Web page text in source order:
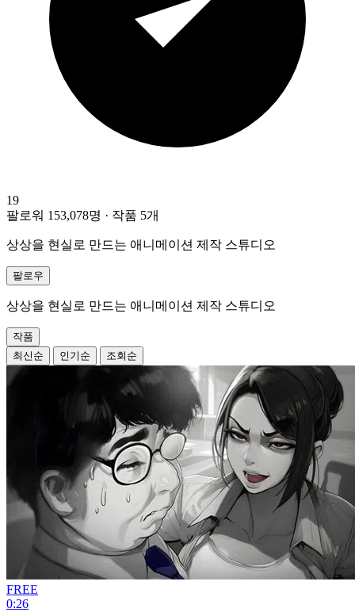
19
팔로워 153,078명 · 작품 5개
상상을 현실로 만드는 애니메이션 제작 스튜디오
팔로우
상상을 현실로 만드는 애니메이션 제작 스튜디오
작품
최신순
인기순 조회순
FREE
0:26